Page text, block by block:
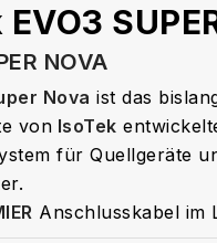
NOVA
Nova ist das
von IsoTek
für Quellgeräte
Anschlusskabel im